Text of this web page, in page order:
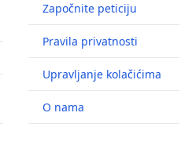
Započnite peticiju
Pravila privatnosti
Upravljanje kolačićima
O nama